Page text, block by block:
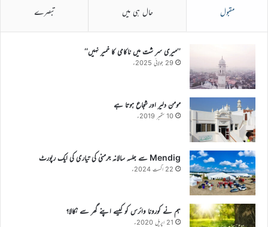
مقبول حال ہی میں تبصرے
’’میری سر شت میں ناکامی کا خمیر نہیں‘‘
29 جولائی 2025ء
مومن دلیر اور شجاع ہوتا ہے
10 ستمبر 2019ء
Mendig سے جلسہ سالانہ جرمنی کی تیاری کی ایک رپورٹ
22 اگست 2024ء
ہم نے کورونا وائرس کو کیسے اپنے گھر سے نکالا؟
21 اپریل 2020ء